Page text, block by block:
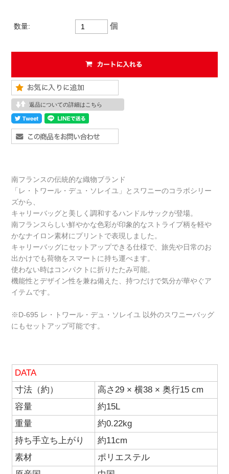
数量: 個
返品についての詳細はこちら
南フランスの伝統的な織物ブランド
「レ・トワール・デュ・ソレイユ」とスワニーのコラボシリー
ズから、
キャリーバッグと美しく調和するハンドルサックが登場。
南フランスらしい鮮やかな色彩が印象的なストライプ柄を軽や
かなナイロン素材にプリントで表現しました。
キャリーバッグにセットアップできる仕様で、旅先や日常のお
出かけでも荷物をスマートに持ち運べます。
使わない時はコンパクトに折りたたみ可能。
機能性とデザイン性を兼ね備えた、持つだけで気分が華やぐア
イテムです。
※D-695 レ・トワール・デュ・ソレイユ 以外のスワニーバッグ
にもセットアップ可能です。
DATA
寸法（約）
高さ29 × 横38 × 奥行15 cm
容量
約15L
重量
約0.22kg
持ち手立ち上がり
約11cm
素材
ポリエステル